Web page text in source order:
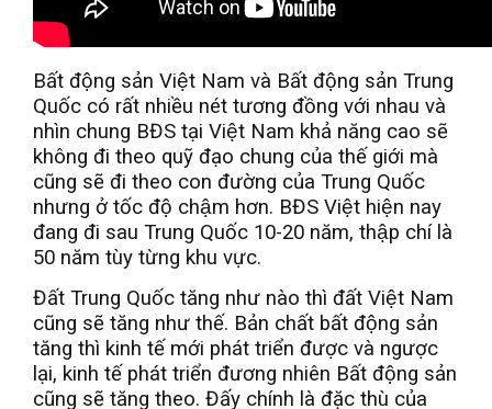
Bất động sản Việt Nam và Bất động sản Trung
Quốc có rất nhiều nét tương đồng với nhau và
nhìn chung BĐS tại Việt Nam khả năng cao sẽ
không đi theo quỹ đạo chung của thế giới mà
cũng sẽ đi theo con đường của Trung Quốc
nhưng ở tốc độ chậm hơn. BĐS Việt hiện nay
đang đi sau Trung Quốc 10-20 năm, thập chí là
50 năm tùy từng khu vực.
Đất Trung Quốc tăng như nào thì đất Việt Nam
cũng sẽ tăng như thế. Bản chất bất động sản
tăng thì kinh tế mới phát triển được và ngược
lại, kinh tế phát triển đương nhiên Bất động sản
cũng sẽ tăng theo. Đấy chính là đặc thù của